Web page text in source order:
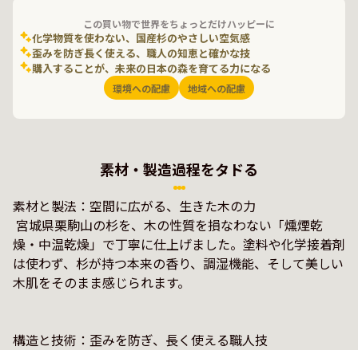
この買い物で世界をちょっとだけハッピーに
化学物質を使わない、国産杉のやさしい空気感
歪みを防ぎ長く使える、職人の知恵と確かな技
購入することが、未来の日本の森を育てる力になる
環境への配慮 地域への配慮
素材・製造過程をタドる
素材と製法：空間に広がる、生きた木の力
燥・中温乾燥」で丁寧に仕上げました。塗料や化学接着剤
は使わず、杉が持つ本来の香り、調湿機能、そして美しい
木肌をそのまま感じられます。
構造と技術：歪みを防ぎ、長く使える職人技